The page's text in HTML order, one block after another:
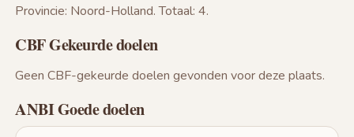
Provincie: Noord-Holland. Totaal: 4.
CBF Gekeurde doelen
Geen CBF-gekeurde doelen gevonden voor deze plaats.
ANBI Goede doelen